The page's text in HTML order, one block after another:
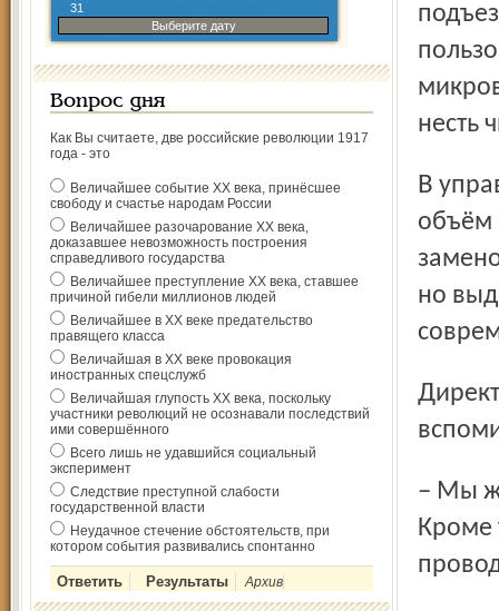
31
Выберите дату
Вопрос дня
Как Вы считаете, две российские революции 1917
года - это
Величайшее событие ХХ века, принёсшее
свободу и счастье народам России
Величайшее разочарование ХХ века,
доказавшее невозможность построения
справедливого государства
Величайшее преступление ХХ века, ставшее
причиной гибели миллионов людей
Величайшее в ХХ веке предательство
правящего класса
Величайшая в ХХ веке провокация
иностранных спецслужб
Величайшая глупость ХХ века, поскольку
участники революций не осознавали последствий
ими совершённого
Всего лишь не удавшийся социальный
эксперимент
Следствие преступной слабости
государственной власти
Неудачное стечение обстоятельств, при
котором события развивались спонтанно
Архив
несть
В управляющей компании оценили ситуацию и прикинули
объём
но
Директор управляющей компании Вячеслав Суровцев
– Мы жителям предложили новый мощный кабель.
Кроме